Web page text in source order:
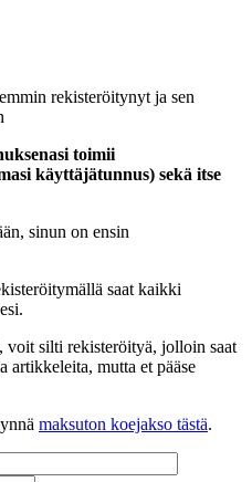
rekisteröitynyt ja sen
toimii
käyttäjätunnus) sekä itse
sinun on ensin
saat kaikki
voit silti rekisteröityä, jolloin saat
artikkeleita, mutta et pääse
maksuton koejakso tästä.